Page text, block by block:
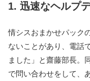
1. 迅速なヘルプ
情シスおまかせパック
ないことがあり、電話
ました」と齋藤部長。
で問い合わせをして、